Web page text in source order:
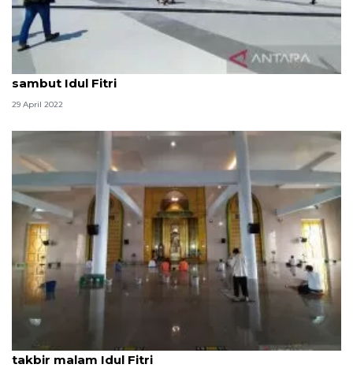
Selain Shalat Id, JIS disiapkan jadi tempat takbiran
sambut Idul Fitri
29 April 2022
Bupati: Semua masjid di Natuna kumandangkan
takbir malam Idul Fitri